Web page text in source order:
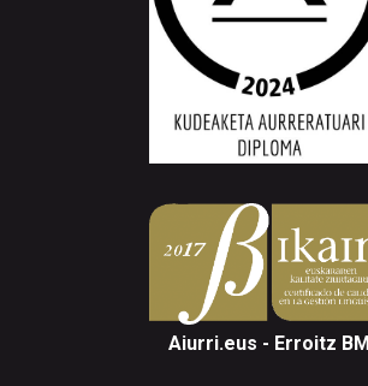
Aiurri.eus - Erroitz BM